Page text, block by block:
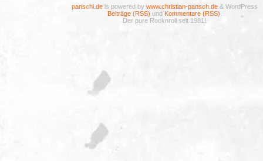
panschi.deis powered by www.christian-pansch.de& WordPress
Beiträge (RSS) und Kommentare (RSS)
Der pure Rocknroll seit 1981!